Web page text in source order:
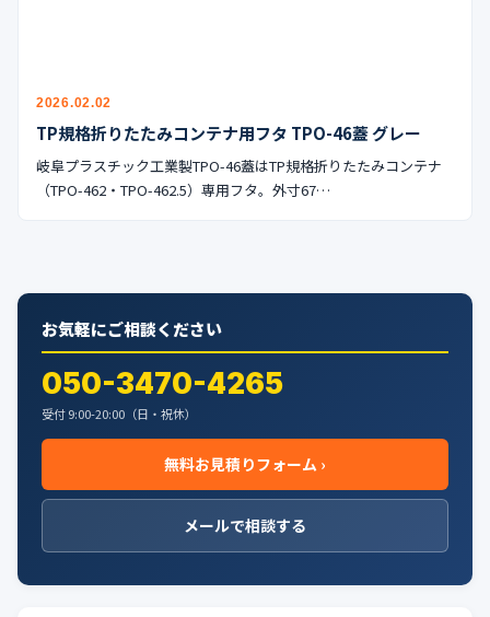
2026.02.02
TP規格折りたたみコンテナ用フタ TPO-46蓋 グレー
岐阜プラスチック工業製TPO-46蓋はTP規格折りたたみコンテナ
（TPO-462・TPO-462.5）専用フタ。外寸67…
お気軽にご相談ください
050-3470-4265
受付 9:00-20:00（日・祝休）
無料お見積りフォーム ›
メールで相談する